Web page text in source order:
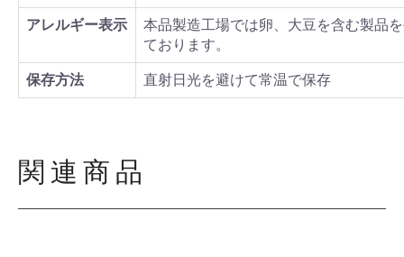
アレルギー表示
本品製造工場では卵、大豆を含む製品
ております。
保存方法 直射日光を避けて常温で保存
関連商品